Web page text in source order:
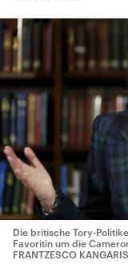
Die britische Tory-
Favoritin um die
FRANTZESCO KANGARIS